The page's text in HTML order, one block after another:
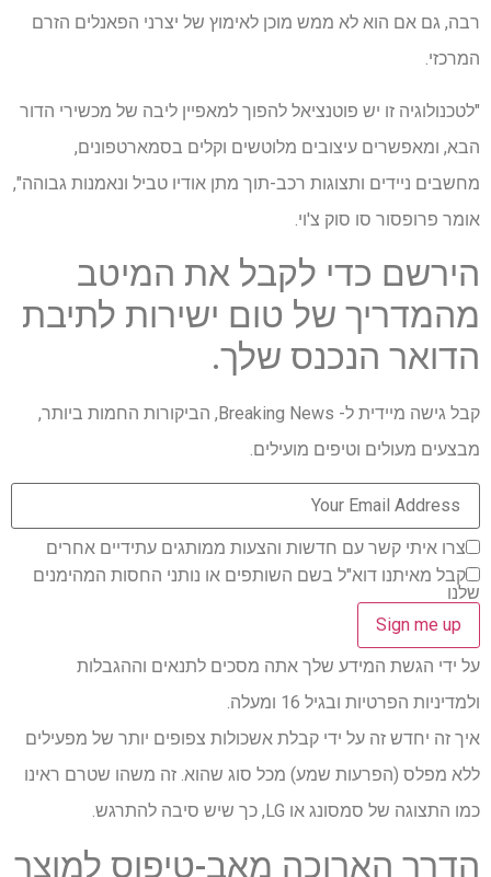
רבה, גם אם הוא לא ממש מוכן לאימוץ של יצרני הפאנלים הזרם
המרכזי.
"לטכנולוגיה זו יש פוטנציאל להפוך למאפיין ליבה של מכשירי הדור
הבא, ומאפשרים עיצובים מלוטשים וקלים בסמארטפונים,
מחשבים ניידים ותצוגות רכב-תוך מתן אודיו טביל ונאמנות גבוהה",
אומר פרופסור סו סוק צ'וי.
הירשם כדי לקבל את המיטב
מהמדריך של טום ישירות לתיבת
הדואר הנכנס שלך.
קבל גישה מיידית ל- Breaking News, הביקורות החמות ביותר,
מבצעים מעולים וטיפים מועילים.
צרו איתי קשר עם חדשות והצעות ממותגים עתידיים אחרים
קבל מאיתנו דוא"ל בשם השותפים או נותני החסות המהימנים
שלנו
על ידי הגשת המידע שלך אתה מסכים לתנאים וההגבלות
ולמדיניות הפרטיות ובגיל 16 ומעלה.
איך זה יחדש זה על ידי קבלת אשכולות צפופים יותר של מפעילים
ללא מפלס (הפרעות שמע) מכל סוג שהוא. זה משהו שטרם ראינו
כמו התצוגה של סמסונג או LG, כך שיש סיבה להתרגש.
הדרך הארוכה מאב-טיפוס למוצר